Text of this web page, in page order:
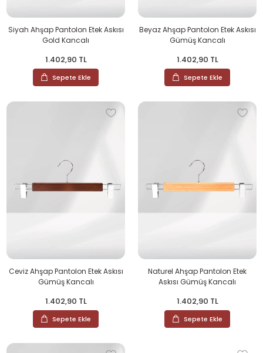
Siyah Ahşap Pantolon Etek Askısı
Gold Kancalı
1.402,90 TL
Sepete Ekle
Beyaz Ahşap Pantolon Etek Askısı
Gümüş Kancalı
1.402,90 TL
Sepete Ekle
Ceviz Ahşap Pantolon Etek Askısı
Gümüş Kancalı
1.402,90 TL
Sepete Ekle
Naturel Ahşap Pantolon Etek
Askısı Gümüş Kancalı
1.402,90 TL
Sepete Ekle